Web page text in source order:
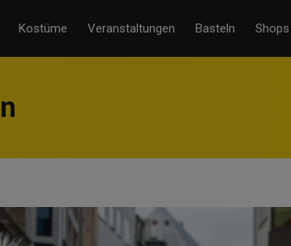
Kostüme Veranstaltungen Basteln Shops